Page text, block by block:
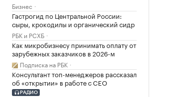
Бизнес
Гастрогид по Центральной России:
сыры, крокодилы и органический сидр
РБК и РСХБ
Как микробизнесу принимать оплату от
зарубежных заказчиков в 2026-м
Подписка на РБК
Консультант топ-менеджеров рассказал
об «открытии» в работе с CEO
РАДИО